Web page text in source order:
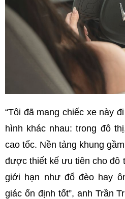
“Tôi đã mang chiếc xe này
hình khác nhau: trong đô
cao tốc. Nền tảng khung
được thiết kế ưu tiên cho đô
giới hạn như đổ đèo hay
giác ổn định tốt”, anh Trần